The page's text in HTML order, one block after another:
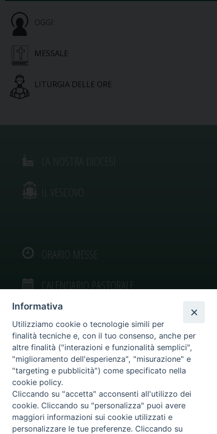
OGGI:
MESSALE
LITURGIA DELLE ORE
IL VESCOVO
ORARIO MESSE
CALENDARIO PASTORALE
VIDEOGALLERY
PHOTOGALLERY
Informativa
Utilizziamo cookie o tecnologie simili per
finalità tecniche e, con il tuo consenso, anche per
altre finalità ("interazioni e funzionalità semplici",
"miglioramento dell'esperienza", "misurazione" e
"targeting e pubblicità") come specificato nella
cookie policy.
Cliccando su "accetta" acconsenti all'utilizzo dei
cookie. Cliccando su "personalizza" puoi avere
maggiori informazioni sui cookie utilizzati e
personalizzare le tue preferenze. Cliccando su